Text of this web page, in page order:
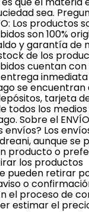
sea.
Los productos
son 100%
y garantía de
de los
cuentan
inmediata
se encuentran
tarjeta
todos los
Sobre el
envíos? Los
aunque se
producto o
los productos
pueden retirar
o
el proceso de
estimar el